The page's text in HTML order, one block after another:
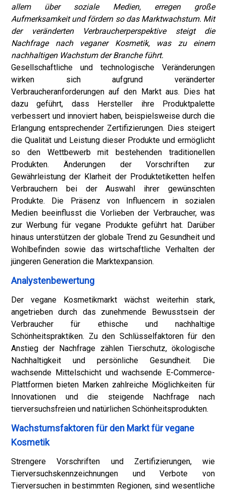
allem über soziale Medien, erregen große
Aufmerksamkeit und fördern so das Marktwachstum. Mit
der veränderten Verbraucherperspektive steigt die
Nachfrage nach veganer Kosmetik, was zu einem
nachhaltigen Wachstum der Branche führt.
Gesellschaftliche und technologische Veränderungen
wirken sich aufgrund veränderter
Verbraucheranforderungen auf den Markt aus. Dies hat
dazu geführt, dass Hersteller ihre Produktpalette
verbessert und innoviert haben, beispielsweise durch die
Erlangung entsprechender Zertifizierungen. Dies steigert
die Qualität und Leistung dieser Produkte und ermöglicht
so den Wettbewerb mit bestehenden traditionellen
Produkten. Änderungen der Vorschriften zur
Gewährleistung der Klarheit der Produktetiketten helfen
Verbrauchern bei der Auswahl ihrer gewünschten
Produkte. Die Präsenz von Influencern in sozialen
Medien beeinflusst die Vorlieben der Verbraucher, was
zur Werbung für vegane Produkte geführt hat. Darüber
hinaus unterstützen der globale Trend zu Gesundheit und
Wohlbefinden sowie das wirtschaftliche Verhalten der
jüngeren Generation die Marktexpansion.
Analystenbewertung
Der vegane Kosmetikmarkt wächst weiterhin stark,
angetrieben durch das zunehmende Bewusstsein der
Verbraucher für ethische und nachhaltige
Schönheitspraktiken. Zu den Schlüsselfaktoren für den
Anstieg der Nachfrage zählen Tierschutz, ökologische
Nachhaltigkeit und persönliche Gesundheit. Die
wachsende Mittelschicht und wachsende E-Commerce-
Plattformen bieten Marken zahlreiche Möglichkeiten für
Innovationen und die steigende Nachfrage nach
tierversuchsfreien und natürlichen Schönheitsprodukten.
Wachstumsfaktoren für den Markt für vegane
Kosmetik
Strengere Vorschriften und Zertifizierungen, wie
Tierversuchskennzeichnungen und Verbote von
Tierversuchen in bestimmten Regionen, sind wesentliche